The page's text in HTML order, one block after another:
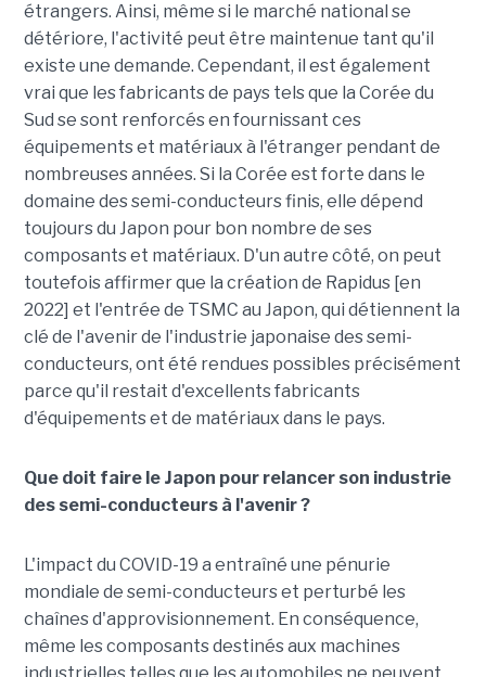
étrangers. Ainsi, même si le marché national se
détériore, l'activité peut être maintenue tant qu'il
existe une demande. Cependant, il est également
vrai que les fabricants de pays tels que la Corée du
Sud se sont renforcés en fournissant ces
équipements et matériaux à l'étranger pendant de
nombreuses années. Si la Corée est forte dans le
domaine des semi-conducteurs finis, elle dépend
toujours du Japon pour bon nombre de ses
composants et matériaux. D'un autre côté, on peut
toutefois affirmer que la création de Rapidus [en
2022] et l'entrée de TSMC au Japon, qui détiennent la
clé de l'avenir de l'industrie japonaise des semi-
conducteurs, ont été rendues possibles précisément
parce qu'il restait d'excellents fabricants
d'équipements et de matériaux dans le pays.
Que doit faire le Japon pour relancer son industrie
des semi-conducteurs à l'avenir ?
L'impact du COVID-19 a entraîné une pénurie
mondiale de semi-conducteurs et perturbé les
chaînes d'approvisionnement. En conséquence,
même les composants destinés aux machines